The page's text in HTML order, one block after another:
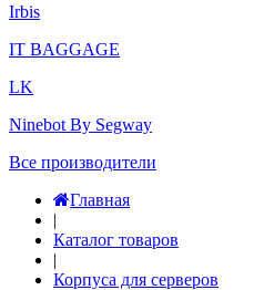
Irbis
IT BAGGAGE
LK
Ninebot By Segway
Все производители
Главная
|
Каталог товаров
|
Корпуса для серверов